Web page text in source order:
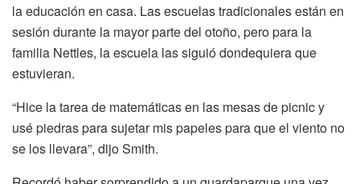
la educación en casa. Las escuelas tradicionales están en
sesión durante la mayor parte del otoño, pero para la
familia Nettles, la escuela las siguió dondequiera que
estuvieran.
“Hice la tarea de matemáticas en las mesas de picnic y
usé piedras para sujetar mis papeles para que el viento no
se los llevara”, dijo Smith.